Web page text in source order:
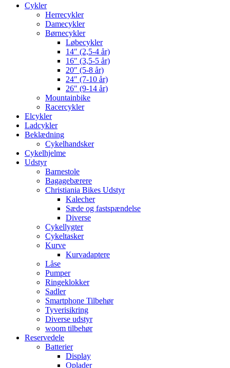
Cykler
Herrecykler
Damecykler
Børnecykler
Løbecykler
14″ (2,5-4 år)
16″ (3,5-5 år)
20″ (5-8 år)
24″ (7-10 år)
26″ (9-14 år)
Mountainbike
Racercykler
Elcykler
Ladcykler
Beklædning
Cykelhandsker
Cykelhjelme
Udstyr
Barnestole
Bagagebærere
Christiania Bikes Udstyr
Kalecher
Sæde og fastspændelse
Diverse
Cykellygter
Cykeltasker
Kurve
Kurvadaptere
Låse
Pumper
Ringeklokker
Sadler
Smartphone Tilbehør
Tyverisikring
Diverse udstyr
woom tilbehør
Reservedele
Batterier
Display
Oplader